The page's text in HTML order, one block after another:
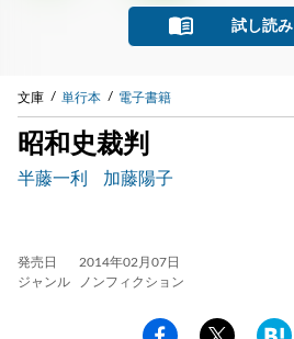
試し読み
文庫 単行本 電子書籍
昭和史裁判
半藤一利 加藤陽子
発売日
2014年02月07日
ジャンル
ノンフィクション